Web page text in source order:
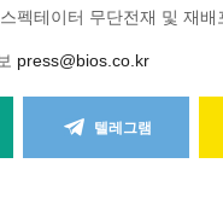
펙테이터 무단전재 및 재배
press@bios.co.kr
텔레그램